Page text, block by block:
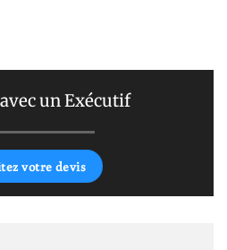
un Exécutif
votre devis